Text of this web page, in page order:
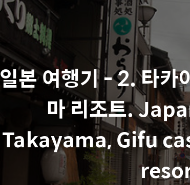
일본 여행기 - 2. 타카
마 리조트.
Takayama, Gifu